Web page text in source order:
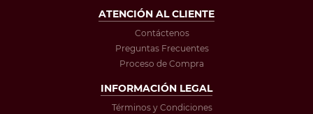
ATENCIÓN AL CLIENTE
Contáctenos
Preguntas Frecuentes
Proceso de Compra
INFORMACIÓN LEGAL
Términos y Condiciones